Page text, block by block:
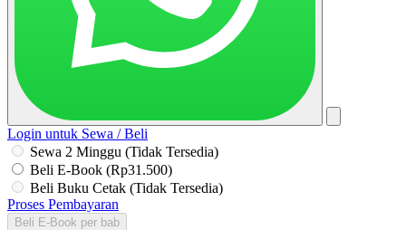
Login untuk Sewa / Beli
Sewa 2 Minggu (Tidak Tersedia)
Beli E-Book (Rp31.500)
Beli Buku Cetak (Tidak Tersedia)
Proses Pembayaran
Beli E-Book per bab